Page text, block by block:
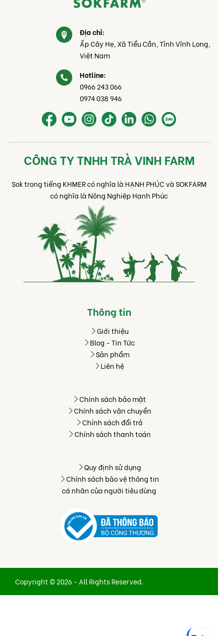
Địa chỉ:
Ấp Cây Hẹ, Xã Tiểu Cần, Tỉnh Vĩnh Long,
Việt Nam
Hotline:
0966 243 066
0974 038 946
CÔNG TY TNHH TRÀ VINH FARM
Sok trong tiếng KHMER có nghĩa là HẠNH PHÚC và SOKFARM
có nghĩa là Nông Nghiệp Hạnh Phúc
Thông tin
Giới thiệu
Blog - Tin Tức
Sản phẩm
Liên hệ
Chính sách bảo mật
Chính sách vận chuyển
Chính sách đổi trả
Chính sách thanh toán
Quy định sử dụng
Chính sách bảo vệ thông tin
cá nhân của người tiêu dùng
Copyright © 2026 - All Rights Reserved.